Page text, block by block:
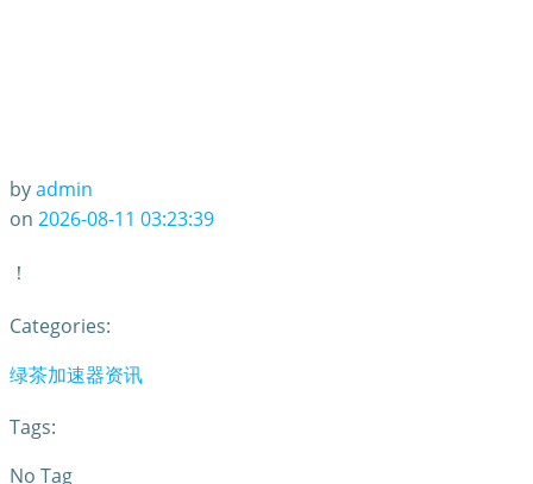
byadmin
on 2026-08-11 03:23:39
！
Categories:
绿茶加速器资讯
Tags:
No Tag